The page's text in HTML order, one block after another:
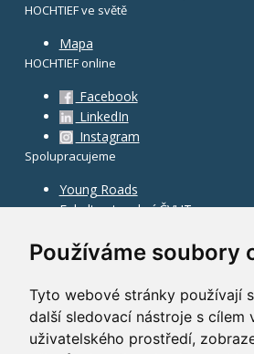
Používáme soubory
Tyto webové stránky používají
další sledovací nástroje s cílem
uživatelského prostředí,
HOCHTIEF ve světě
Mapa
HOCHTIEF online
Facebook
LinkedIn
Instagram
Spolupracujeme
Young Roads
Fakulta stavební ČVUT